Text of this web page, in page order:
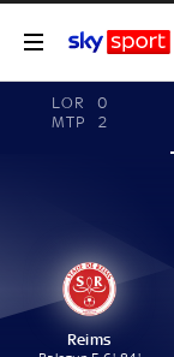
LOR
0
MTP
2
Reims